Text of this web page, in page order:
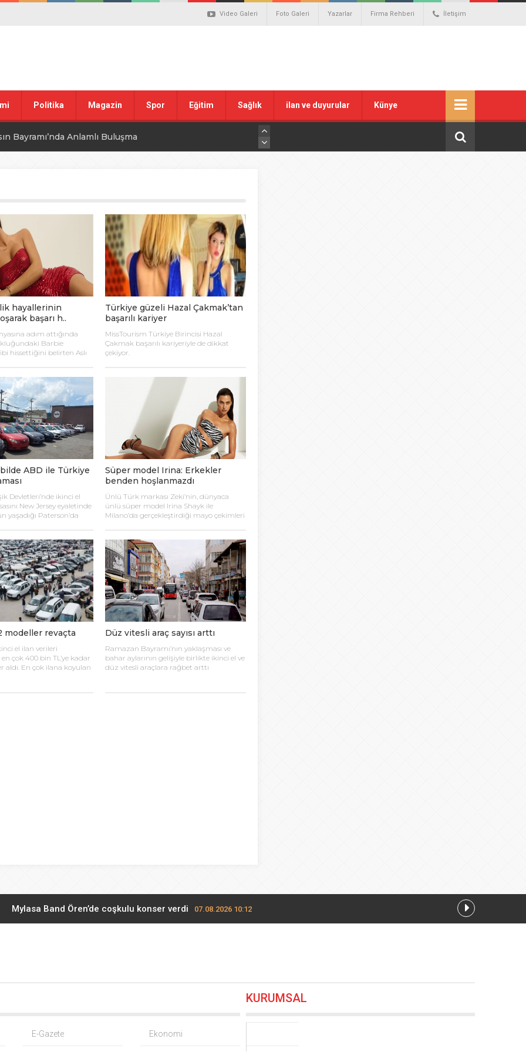
Video Galeri Foto Galeri Yazarlar Firma Rehberi İletişim
Politika Magazin Spor Eğitim Sağlık ilan ve duyurular Künye
Bayramı’nda Anlamlı Buluşma
Marşı’nın Kabulünün 105. Yılı Mesajı
ilgili düzenleme görüşülüyor
Tartışması: Belediye Başkanı Özlü’ye Yönelik Sözlere
haber” açıklaması
Valisine tepki gösterdi
paniği
hayallerinin
başarı h..
adım attığında
Barbie
hissettiğini belirten Aslı
yaşama fırsatının
bir mutluluk sağladığını
Türkiye güzeli Hazal Çakmak’tan
başarılı kariyer
MissTourism Türkiye Birincisi Hazal
Çakmak başarılı kariyeriyle de dikkat
çekiyor.
ABD ile Türkiye
Devletleri’nde ikinci el
New Jersey eyaletinde
yaşadığı Paterson’da
Süper model Irina: Erkekler
benden hoşlanmazdı
Ünlü Türk markası Zeki’nin, dünyaca
ünlü süper model Irina Shayk ile
Milano’da gerçekleştirdiği mayo çekimleri
Alas’ın çektiği fotoğrafların kullanıldığı
haberlerde, özetle, “37 yaşındaki model,
Türk tasarımcı Zeki için yaptığı
çekimlerdeki cesur pozlarıyla bir kez daha
ne kadar profesyonel bir model olduğunu
gözler önüne serdi.
modeller revaçta
el ilan verileri
çok 400 bin TL’ye kadar
aldı. En çok ilana koyulan
Düz vitesli araç sayısı arttı
Ramazan Bayramı’nın yaklaşması ve
bahar aylarının gelişiyle birlikte ikinci el ve
düz vitesli araçlara rağbet arttı
Mylasa Band Ören’de coşkulu konser verdi 07.08.2026 10:12
KOBİ OSB tanıtıldı… Bursa’nın kalkınma yolculuğunda yeni dönem 07.08.2026 00:00
alım fiyatları açıklandı… Alımlar 24 Ağustos’ta başlıyor
E-Gazete Ekonomi
KURUMSAL